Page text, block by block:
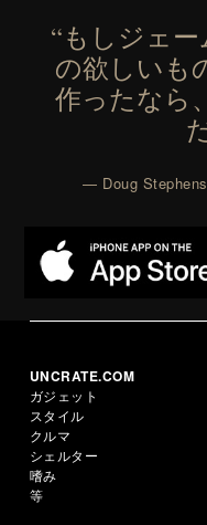
“もしジェ
の欲しいも
作ったなら
— Doug
UNCRATE.COM
ガジェット
スタイル
クルマ
シェルター
嗜み
等